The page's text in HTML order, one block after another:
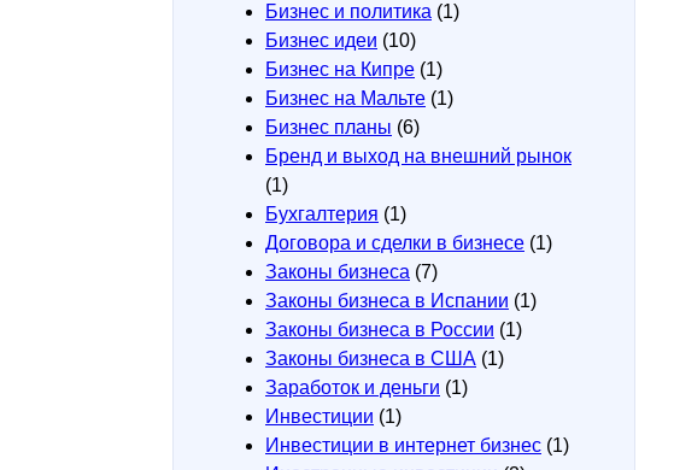
Бизнес и политика (1)
Бизнес идеи (10)
Бизнес на Кипре (1)
Бизнес на Мальте (1)
Бизнес планы (6)
Бренд и выход на внешний рынок
(1)
Бухгалтерия (1)
Договора и сделки в бизнесе (1)
Законы бизнеса (7)
Законы бизнеса в Испании (1)
Законы бизнеса в России (1)
Законы бизнеса в США (1)
Заработок и деньги (1)
Инвестиции (1)
Инвестиции в интернет бизнес (1)